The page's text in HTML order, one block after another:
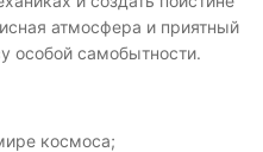
атмосфера и приятный
особой самобытности.
космоса;